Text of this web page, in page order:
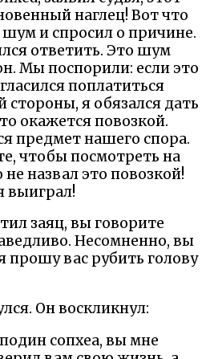
наглец! Вот что
и спросил о причине.
ответить. Это шум
Мы поспорили: если это
поплатиться
стороны, я обязался дать
окажется повозкой.
предмет нашего спора.
чтобы посмотреть на
не назвал это повозкой!
выиграл!
заяц, вы говорите
Несомненно, вы
прошу вас рубить голову
Он воскликнул:
сопхеа, вы мне